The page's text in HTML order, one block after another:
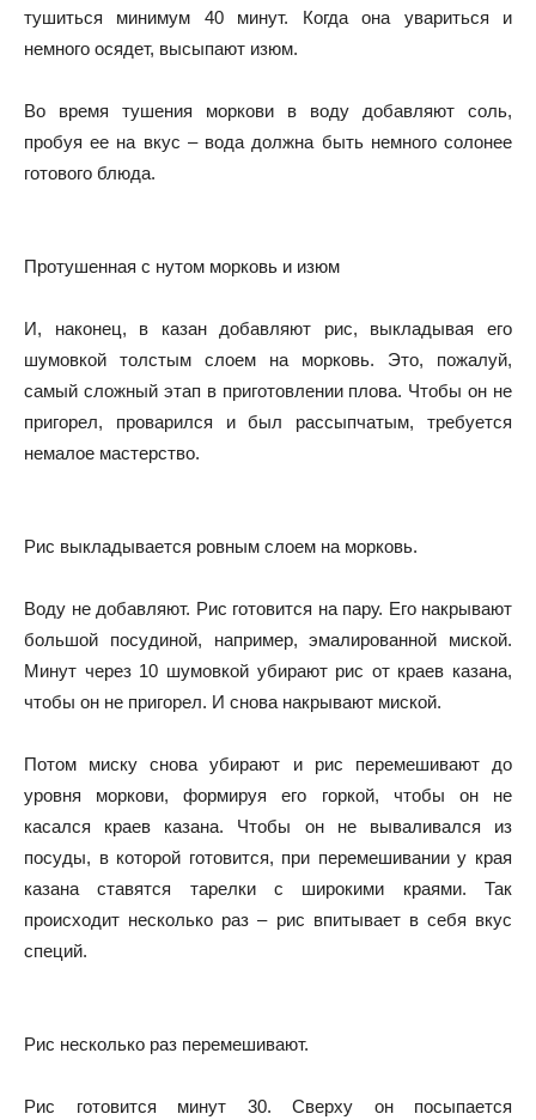
тушиться минимум 40 минут. Когда она увариться и
немного осядет, высыпают изюм.
Во время тушения моркови в воду добавляют соль,
пробуя ее на вкус – вода должна быть немного солонее
готового блюда.
Протушенная с нутом морковь и изюм
И, наконец, в казан добавляют рис, выкладывая его
шумовкой толстым слоем на морковь. Это, пожалуй,
самый сложный этап в приготовлении плова. Чтобы он не
пригорел, проварился и был рассыпчатым, требуется
немалое мастерство.
Рис выкладывается ровным слоем на морковь.
Воду не добавляют. Рис готовится на пару. Его накрывают
большой посудиной, например, эмалированной миской.
Минут через 10 шумовкой убирают рис от краев казана,
чтобы он не пригорел. И снова накрывают миской.
Потом миску снова убирают и рис перемешивают до
уровня моркови, формируя его горкой, чтобы он не
касался краев казана. Чтобы он не вываливался из
посуды, в которой готовится, при перемешивании у края
казана ставятся тарелки с широкими краями. Так
происходит несколько раз – рис впитывает в себя вкус
специй.
Рис несколько раз перемешивают.
Рис готовится минут 30. Сверху он посыпается